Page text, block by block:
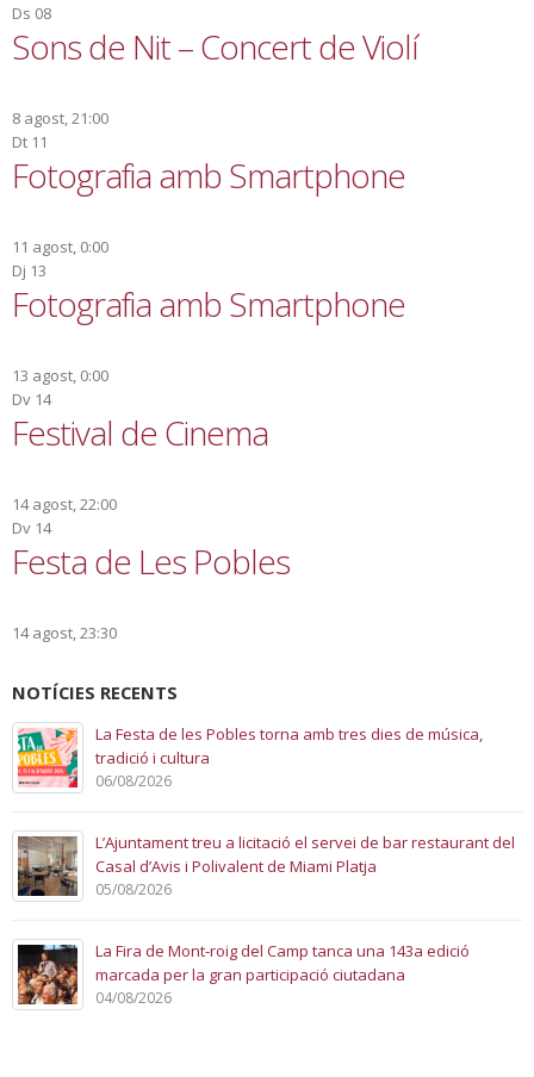
Ds 08
Sons de Nit – Concert de Violí
8 agost, 21:00
Dt 11
Fotografia amb Smartphone
11 agost, 0:00
Dj 13
Fotografia amb Smartphone
13 agost, 0:00
Dv 14
Festival de Cinema
14 agost, 22:00
Dv 14
Festa de Les Pobles
14 agost, 23:30
NOTÍCIES RECENTS
La Festa de les Pobles torna amb tres dies de música,
tradició i cultura
06/08/2026
L’Ajuntament treu a licitació el servei de bar restaurant del
Casal d’Avis i Polivalent de Miami Platja
05/08/2026
La Fira de Mont-roig del Camp tanca una 143a edició
marcada per la gran participació ciutadana
04/08/2026